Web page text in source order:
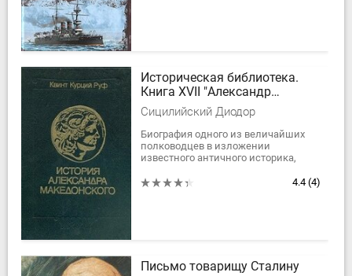
Историческая библиотека.
Книга XVII "Александр
Македонский" //Квинт Курций
Руф. История Александра
Македонского. С
приложением сочинений
Диодора, Юстина, Плутарха
об Александре.
Сицилийский Диодор
Биография одного из величайших
полководцев в изложении
известного античного историка,
достоверности своих трудов.
4.4 (4)
Письмо товарищу Сталину